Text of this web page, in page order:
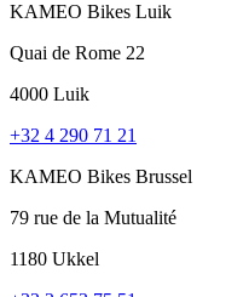
KAMEO Bikes Luik
Quai de Rome 22
4000 Luik
+32 4 290 71 21
KAMEO Bikes Brussel
79 rue de la Mutualité
1180 Ukkel